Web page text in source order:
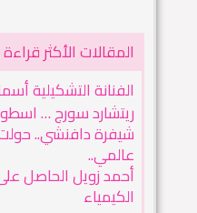
المقالات الأكثر قراءة
الفنانة التشكيلية
ريتشارد سورج …
شيفرة دافنشي..
عالمي..
أحمد زويل الحاصل
الكيمياء